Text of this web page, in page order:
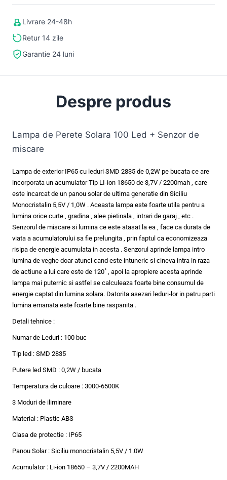
Livrare 24-48h
Retur 14 zile
Garantie 24 luni
Despre produs
Lampa de Perete Solara 100 Led + Senzor de
miscare
Lampa de exterior IP65 cu leduri SMD 2835 de 0,2W pe bucata ce are
incorporata un acumulator Tip LI-ion 18650 de 3,7V / 2200mah , care
este incarcat de un panou solar de ultima generatie din Siciliu
Monocristalin 5,5V / 1,0W . Aceasta lampa este foarte utila pentru a
lumina orice curte , gradina , alee pietinala , intrari de garaj , etc .
Senzorul de miscare si lumina ce este atasat la ea , face ca durata de
viata a acumulatorului sa fie prelungita , prin faptul ca economizeaza
risipa de energie acumulata in acesta . Senzorul aprinde lampa intro
lumina de veghe doar atunci cand este intuneric si cineva intra in raza
de actiune a lui care este de 120˚ , apoi la apropiere acesta aprinde
lampa mai puternic si astfel se calculeaza foarte bine consumul de
energie captat din lumina solara. Datorita asezari leduri-lor in patru parti
lumina emanata este foarte bine raspanita .
Detali tehnice :
Numar de Leduri : 100 buc
Tip led : SMD 2835
Putere led SMD : 0,2W / bucata
Temperatura de culoare : 3000-6500K
3 Moduri de iliminare
Material : Plastic ABS
Clasa de protectie : IP65
Panou Solar : Siciliu monocristalin 5,5V / 1.0W
Acumulator : Li-ion 18650 – 3,7V / 2200MAH